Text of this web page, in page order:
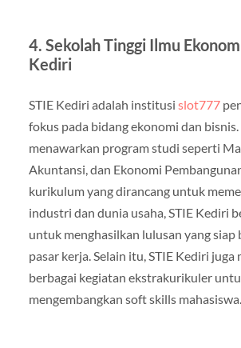
4. Sekolah Tinggi Ilmu
Kediri
STIE Kediri adalah institusi slot777
fokus pada bidang ekonomi dan bisnis.
menawarkan program studi seperti
Akuntansi, dan Ekonomi
kurikulum yang dirancang untuk
industri dan dunia usaha, STIE Kediri
untuk menghasilkan lulusan yang siap
pasar kerja. Selain itu, STIE Kediri juga
berbagai kegiatan ekstrakurikuler
mengembangkan soft skills mahasiswa.